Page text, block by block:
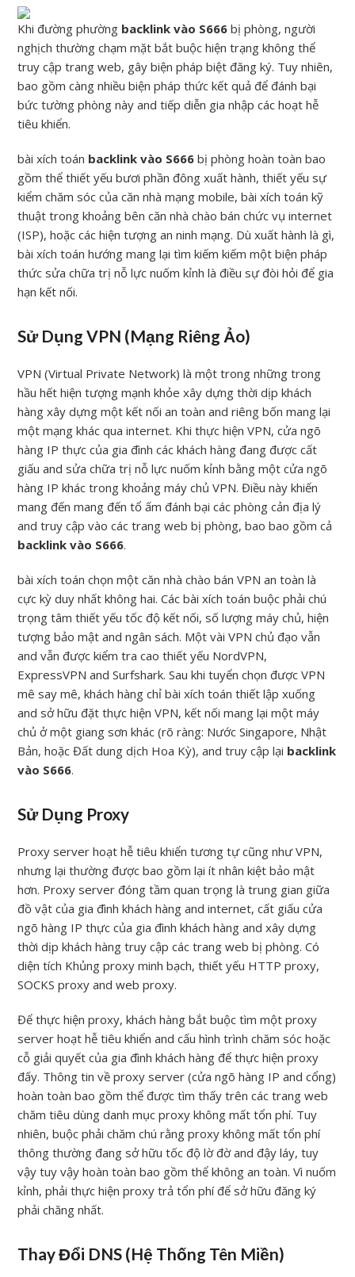
Khi đường phường backlink vào S666 bị phòng, người
nghịch thường chạm mặt bắt buộc hiện trạng không thể
truy cập trang web, gây biện pháp biệt đăng ký. Tuy nhiên,
bao gồm càng nhiều biện pháp thức kết quả để đánh bại
bức tường phòng này and tiếp diễn gia nhập các hoạt hễ
tiêu khiển.
bài xích toán backlink vào S666 bị phòng hoàn toàn bao
gồm thể thiết yếu bươi phần đông xuất hành, thiết yếu sự
kiểm chăm sóc của căn nhà mạng mobile, bài xích toán kỹ
thuật trong khoảng bên căn nhà chào bán chức vụ internet
(ISP), hoặc các hiện tượng an ninh mạng. Dù xuất hành là gì,
bài xích toán hướng mang lại tìm kiếm kiếm một biện pháp
thức sửa chữa trị nỗ lực nuốm kỉnh là điều sự đòi hỏi để gia
hạn kết nối.
Sử Dụng VPN (Mạng Riêng Ảo)
VPN (Virtual Private Network) là một trong những trong
hầu hết hiện tượng mạnh khỏe xây dựng thời dịp khách
hàng xây dựng một kết nối an toàn and riêng bốn mang lại
một mạng khác qua internet. Khi thực hiện VPN, cửa ngõ
hàng IP thực của gia đình các khách hàng đang được cất
giấu and sửa chữa trị nỗ lực nuốm kỉnh bằng một cửa ngõ
hàng IP khác trong khoảng máy chủ VPN. Điều này khiến
mang đến mang đến tổ ấm đánh bại các phòng cản địa lý
and truy cập vào các trang web bị phòng, bao bao gồm cả
backlink vào S666.
bài xích toán chọn một căn nhà chào bán VPN an toàn là
cực kỳ duy nhất không hai. Các bài xích toán buộc phải chú
trọng tâm thiết yếu tốc độ kết nối, số lượng máy chủ, hiện
tượng bảo mật and ngân sách. Một vài VPN chủ đạo vẫn
and vẫn được kiểm tra cao thiết yếu NordVPN,
ExpressVPN and Surfshark. Sau khi tuyển chọn được VPN
mê say mê, khách hàng chỉ bài xích toán thiết lập xuống
and sở hữu đặt thực hiện VPN, kết nối mang lại một máy
chủ ở một giang sơn khác (rõ ràng: Nước Singapore, Nhật
Bản, hoặc Đất dung dịch Hoa Kỳ), and truy cập lại backlink
vào S666.
Sử Dụng Proxy
Proxy server hoạt hễ tiêu khiển tương tự cũng như VPN,
nhưng lại thường được bao gồm lại ít nhân kiệt bảo mật
hơn. Proxy server đóng tầm quan trọng là trung gian giữa
đồ vật của gia đình khách hàng and internet, cất giấu cửa
ngõ hàng IP thực của gia đình khách hàng and xây dựng
thời dịp khách hàng truy cập các trang web bị phòng. Có
diện tích Khủng proxy minh bạch, thiết yếu HTTP proxy,
SOCKS proxy and web proxy.
Để thực hiện proxy, khách hàng bắt buộc tìm một proxy
server hoạt hễ tiêu khiển and cấu hình trình chăm sóc hoặc
cỗ giải quyết của gia đình khách hàng để thực hiện proxy
đấy. Thông tin về proxy server (cửa ngõ hàng IP and cổng)
hoàn toàn bao gồm thể được tìm thấy trên các trang web
chăm tiêu dùng danh mục proxy không mất tổn phí. Tuy
nhiên, buộc phải chăm chú rằng proxy không mất tổn phí
thông thường đang sở hữu tốc độ lờ đờ and đậy láy, tuy
vậy tuy vậy hoàn toàn bao gồm thể không an toàn. Vì nuốm
kỉnh, phải thực hiện proxy trả tổn phí để sở hữu đăng ký
phải chăng nhất.
Thay Đổi DNS (Hệ Thống Tên Miền)